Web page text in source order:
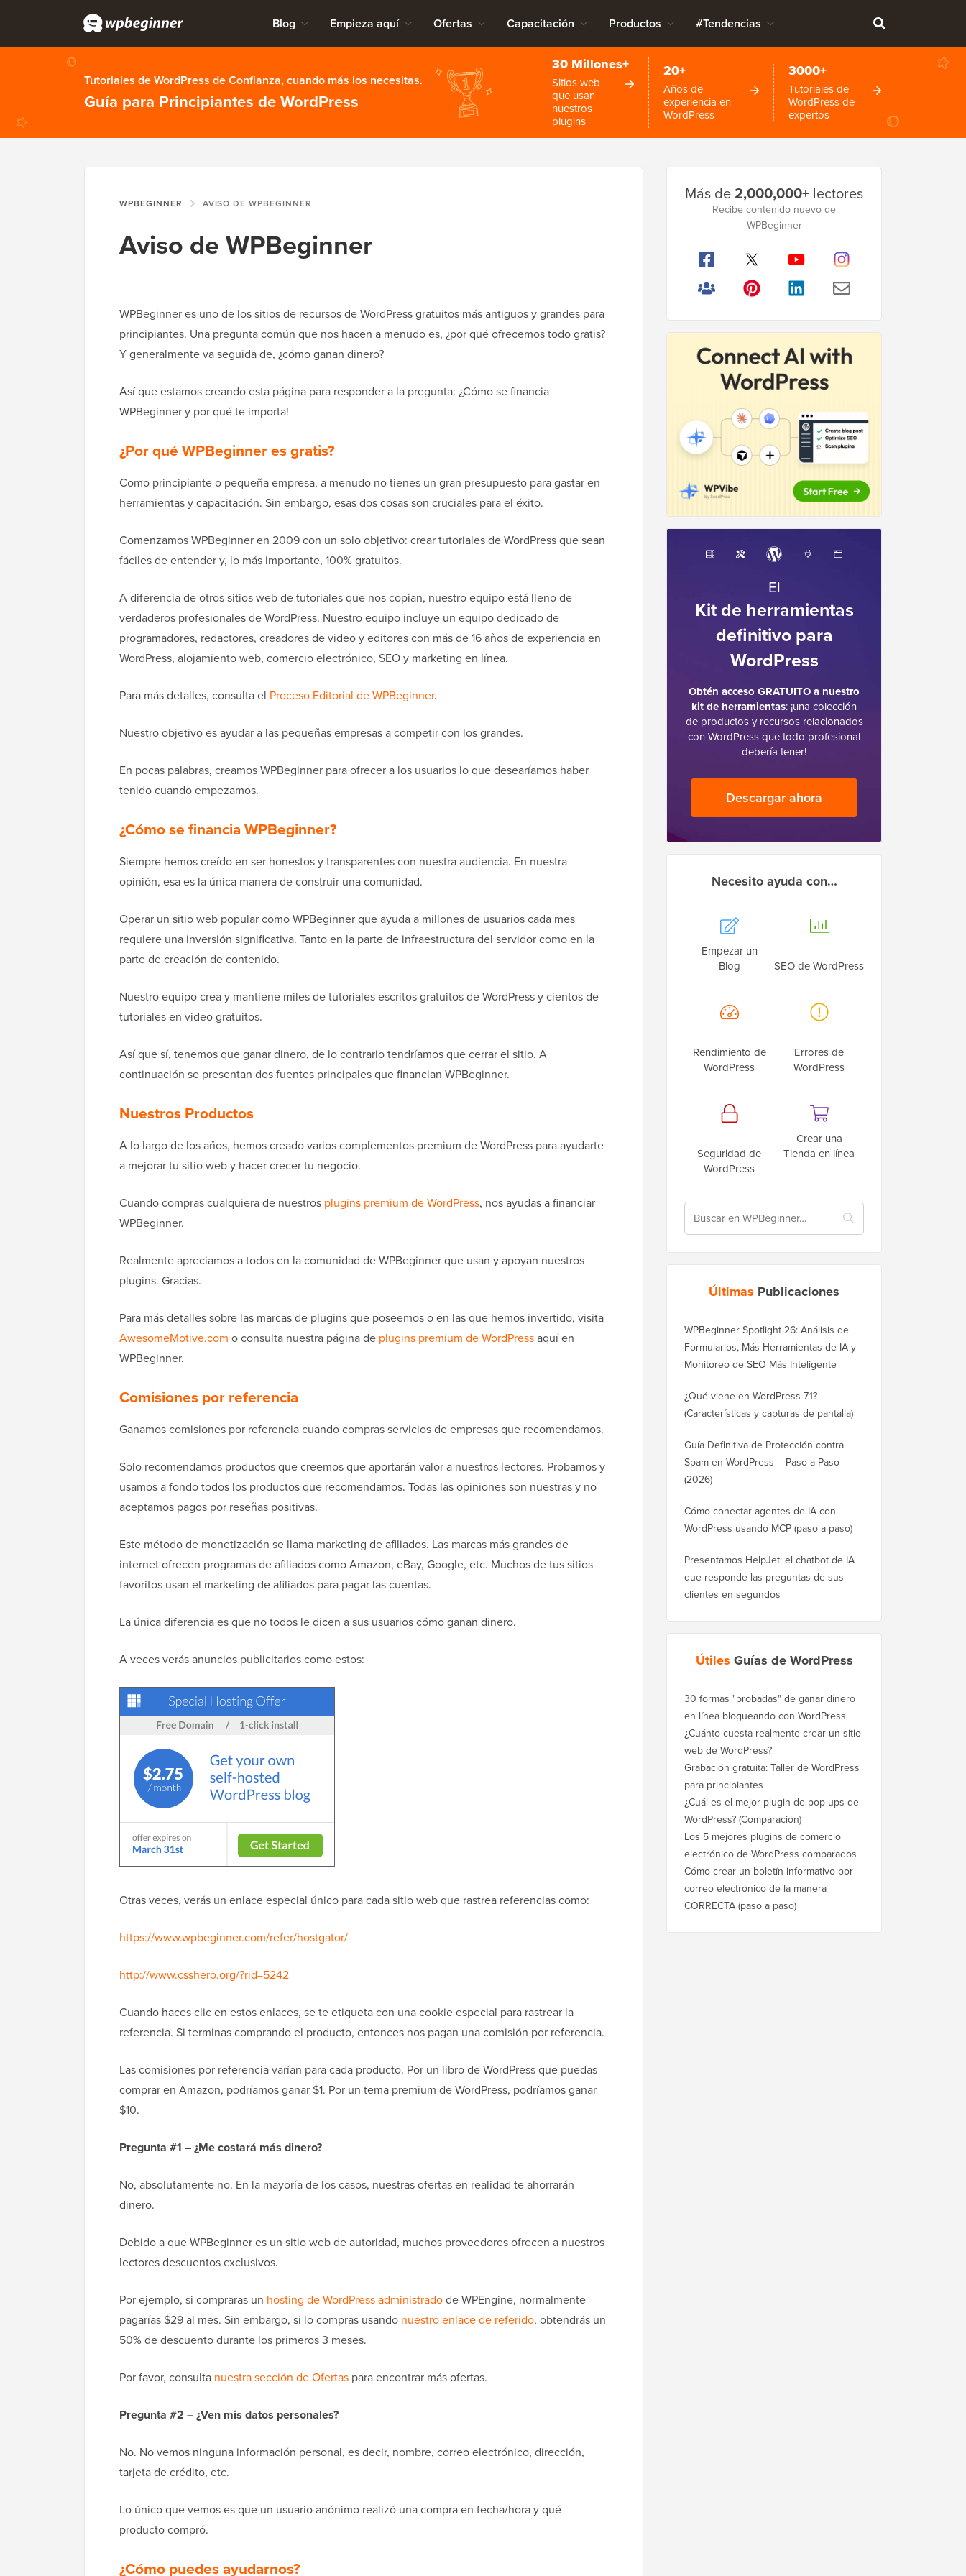
Blog Empieza aquí Ofertas Capacitación Productos #Tendencias
Tutoriales de WordPress de Confianza, cuando más los necesitas.
Guía para Principiantes de WordPress
30 Millones+
Sitios web
que usan
nuestros
plugins
20+
Años de
experiencia en
WordPress
3000+
Tutoriales de
WordPress de
expertos
WPBEGINNER AVISO DE WPBEGINNER
Aviso de WPBeginner
WPBeginner es uno de los sitios de recursos de WordPress gratuitos más antiguos y grandes para
principiantes. Una pregunta común que nos hacen a menudo es, ¿por qué ofrecemos todo gratis?
Y generalmente va seguida de, ¿cómo ganan dinero?
Así que estamos creando esta página para responder a la pregunta: ¿Cómo se financia
WPBeginner y por qué te importa!
¿Por qué WPBeginner es gratis?
Como principiante o pequeña empresa, a menudo no tienes un gran presupuesto para gastar en
herramientas y capacitación. Sin embargo, esas dos cosas son cruciales para el éxito.
Comenzamos WPBeginner en 2009 con un solo objetivo: crear tutoriales de WordPress que sean
fáciles de entender y, lo más importante, 100% gratuitos.
A diferencia de otros sitios web de tutoriales que nos copian, nuestro equipo está lleno de
verdaderos profesionales de WordPress. Nuestro equipo incluye un equipo dedicado de
programadores, redactores, creadores de video y editores con más de 16 años de experiencia en
WordPress, alojamiento web, comercio electrónico, SEO y marketing en línea.
Para más detalles, consulta el Proceso Editorial de WPBeginner.
Nuestro objetivo es ayudar a las pequeñas empresas a competir con los grandes.
En pocas palabras, creamos WPBeginner para ofrecer a los usuarios lo que desearíamos haber
tenido cuando empezamos.
¿Cómo se financia WPBeginner?
Siempre hemos creído en ser honestos y transparentes con nuestra audiencia. En nuestra
opinión, esa es la única manera de construir una comunidad.
Operar un sitio web popular como WPBeginner que ayuda a millones de usuarios cada mes
requiere una inversión significativa. Tanto en la parte de infraestructura del servidor como en la
parte de creación de contenido.
Nuestro equipo crea y mantiene miles de tutoriales escritos gratuitos de WordPress y cientos de
tutoriales en video gratuitos.
Así que sí, tenemos que ganar dinero, de lo contrario tendríamos que cerrar el sitio. A
continuación se presentan dos fuentes principales que financian WPBeginner.
Nuestros Productos
A lo largo de los años, hemos creado varios complementos premium de WordPress para ayudarte
a mejorar tu sitio web y hacer crecer tu negocio.
Cuando compras cualquiera de nuestros plugins premium de WordPress, nos ayudas a financiar
WPBeginner.
Realmente apreciamos a todos en la comunidad de WPBeginner que usan y apoyan nuestros
plugins. Gracias.
Para más detalles sobre las marcas de plugins que poseemos o en las que hemos invertido, visita
AwesomeMotive.com o consulta nuestra página de plugins premium de WordPressaquí en
WPBeginner.
Comisiones por referencia
Ganamos comisiones por referencia cuando compras servicios de empresas que recomendamos.
Solo recomendamos productos que creemos que aportarán valor a nuestros lectores. Probamos y
usamos a fondo todos los productos que recomendamos. Todas las opiniones son nuestras y no
aceptamos pagos por reseñas positivas.
Este método de monetización se llama marketing de afiliados. Las marcas más grandes de
internet ofrecen programas de afiliados como Amazon, eBay, Google, etc. Muchos de tus sitios
favoritos usan el marketing de afiliados para pagar las cuentas.
La única diferencia es que no todos le dicen a sus usuarios cómo ganan dinero.
A veces verás anuncios publicitarios como estos:
Otras veces, verás un enlace especial único para cada sitio web que rastrea referencias como:
https://www.wpbeginner.com/refer/hostgator/
http://www.csshero.org/?rid=5242
Cuando haces clic en estos enlaces, se te etiqueta con una cookie especial para rastrear la
referencia. Si terminas comprando el producto, entonces nos pagan una comisión por referencia.
Las comisiones por referencia varían para cada producto. Por un libro de WordPress que puedas
comprar en Amazon, podríamos ganar $1. Por un tema premium de WordPress, podríamos ganar
$10.
Pregunta #1 – ¿Me costará más dinero?
No, absolutamente no. En la mayoría de los casos, nuestras ofertas en realidad te ahorrarán
dinero.
Debido a que WPBeginner es un sitio web de autoridad, muchos proveedores ofrecen a nuestros
lectores descuentos exclusivos.
Por ejemplo, si compraras un hosting de WordPress administradode WPEngine, normalmente
pagarías $29 al mes. Sin embargo, si lo compras usando nuestro enlace de referido, obtendrás un
50% de descuento durante los primeros 3 meses.
Por favor, consulta nuestra sección de Ofertas para encontrar más ofertas.
Pregunta #2 – ¿Ven mis datos personales?
No. No vemos ninguna información personal, es decir, nombre, correo electrónico, dirección,
tarjeta de crédito, etc.
Lo único que vemos es que un usuario anónimo realizó una compra en fecha/hora y qué
producto compró.
¿Cómo puedes ayudarnos?
lateral
Más de2,000,000+ lectores
Recibe contenido nuevo de
WPBeginner
El
Kit de herramientas
definitivo para
WordPress
Obtén acceso GRATUITO a nuestro
kit de herramientas: ¡una colección
de productos y recursos relacionados
con WordPress que todo profesional
debería tener!
Descargar ahora
Necesito ayuda con…
Empezar un
Blog
SEO de WordPress
Rendimiento de
WordPress
Errores de
WordPress
Seguridad de
WordPress
Crear una
Tienda en línea
Últimas Publicaciones
WPBeginner Spotlight 26: Análisis de
Formularios, Más Herramientas de IA y
Monitoreo de SEO Más Inteligente
¿Qué viene en WordPress 7.1?
(Características y capturas de pantalla)
Guía Definitiva de Protección contra
Spam en WordPress – Paso a Paso
(2026)
Cómo conectar agentes de IA con
WordPress usando MCP (paso a paso)
Presentamos HelpJet: el chatbot de IA
que responde las preguntas de sus
clientes en segundos
Útiles Guías de WordPress
30 formas "probadas" de ganar dinero
en línea blogueando con WordPress
¿Cuánto cuesta realmente crear un sitio
web de WordPress?
Grabación gratuita: Taller de WordPress
para principiantes
¿Cuál es el mejor plugin de pop-ups de
WordPress? (Comparación)
Los 5 mejores plugins de comercio
electrónico de WordPress comparados
Cómo crear un boletín informativo por
correo electrónico de la manera
CORRECTA (paso a paso)